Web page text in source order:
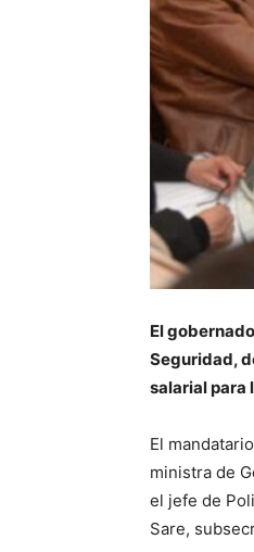
El
Seguridad,
salarial para
El
ministra de
el jefe de
Sare,